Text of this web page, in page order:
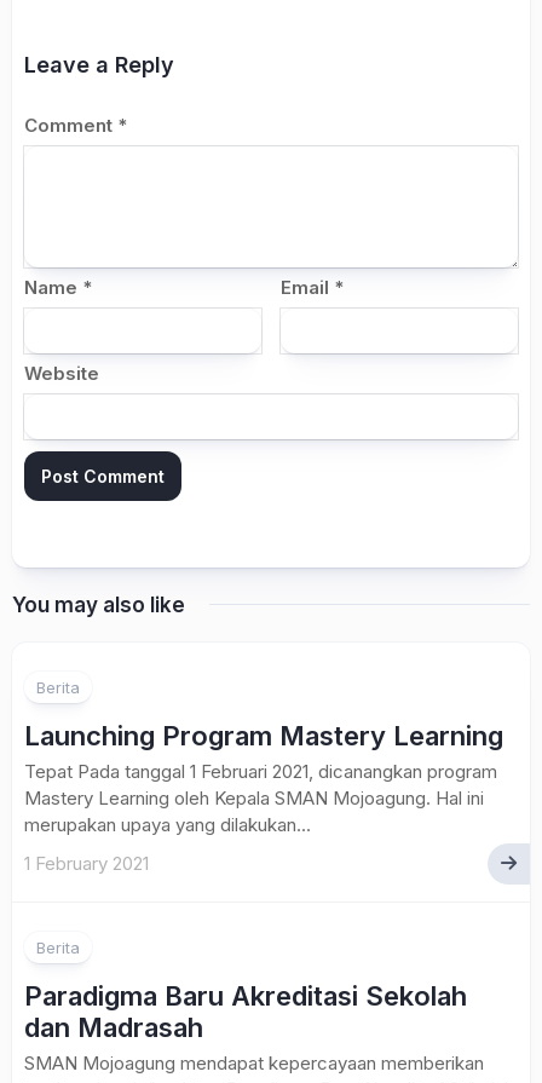
Leave a Reply
Comment *
Name * Email *
Website
You may also like
Berita
Launching Program Mastery Learning
Tepat Pada tanggal 1 Februari 2021, dicanangkan program
Mastery Learning oleh Kepala SMAN Mojoagung. Hal ini
merupakan upaya yang dilakukan...
1 February 2021
Berita
Paradigma Baru Akreditasi Sekolah
dan Madrasah
SMAN Mojoagung mendapat kepercayaan memberikan